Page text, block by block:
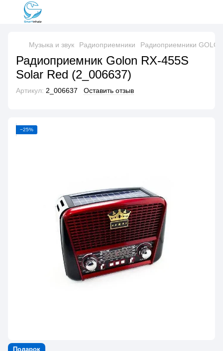
Музыка и звук Радиоприемники Радиоприемники
Радиоприемник Golon RX-455S
Solar Red (2_006637)
Артикул: 2_006637 Оставить отзыв
−25%
Подарок